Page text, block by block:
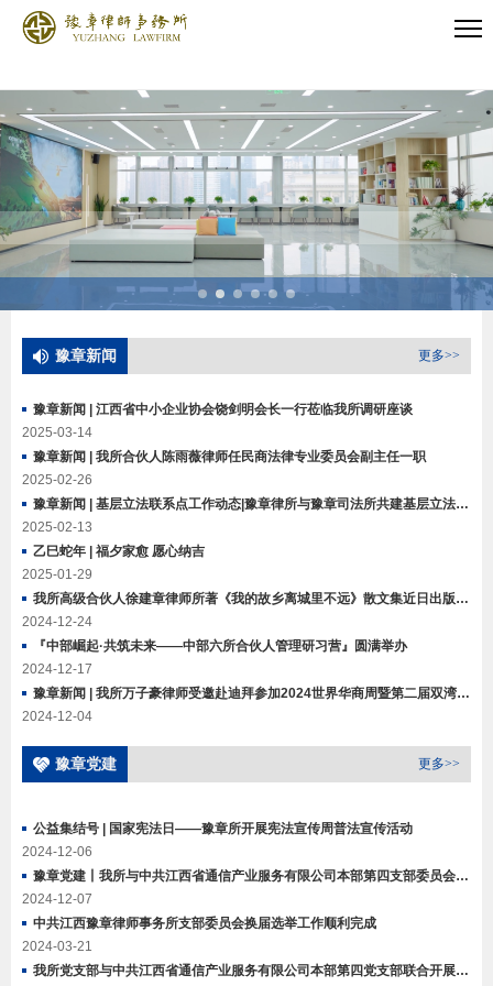
豫章新闻 更多>>
豫章新闻 | 江西省中小企业协会饶剑明会长一行莅临我所调研座谈
2025-03-14
豫章新闻 | 我所合伙人陈雨薇律师任民商法律专业委员会副主任一职
2025-02-26
豫章新闻 | 基层立法联系点工作动态|豫章律所与豫章司法所共建基层立法信息采集点
2025-02-13
乙巳蛇年 | 福夕家愈 愿心纳吉
2025-01-29
我所高级合伙人徐建章律师所著《我的故乡离城里不远》散文集近日出版发行
2024-12-24
『中部崛起·共筑未来——中部六所合伙人管理研习营』圆满举办
2024-12-17
豫章新闻 | 我所万子豪律师受邀赴迪拜参加2024世界华商周暨第二届双湾论坛并出席参加中东国际工程和国际仲裁法律实务研讨会等活动
2024-12-04
豫章党建 更多>>
公益集结号 | 国家宪法日——豫章所开展宪法宣传周普法宣传活动
2024-12-06
豫章党建丨我所与中共江西省通信产业服务有限公司本部第四支部委员会开展“党建翼联”主题党日活动
2024-12-07
中共江西豫章律师事务所支部委员会换届选举工作顺利完成
2024-03-21
我所党支部与中共江西省通信产业服务有限公司本部第四党支部联合开展“党建翼联”活动